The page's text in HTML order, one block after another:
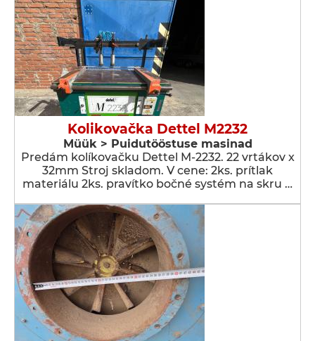
Kolikovačka Dettel M2232
Müük > Puidutööstuse masinad
Predám kolíkovačku Dettel M-2232. 22 vrtákov x
32mm Stroj skladom. V cene: 2ks. prítlak
materiálu 2ks. pravítko bočné systém na skru …